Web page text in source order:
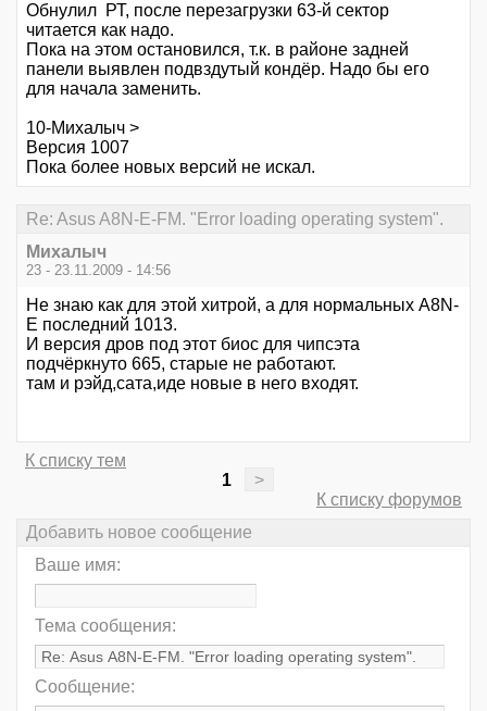
Обнулил РТ, после перезагрузки 63-й сектор
читается как надо.
Пока на этом остановился, т.к. в районе задней
панели выявлен подвздутый кондёр. Надо бы его
для начала заменить.
10-Михалыч >
Версия 1007
Пока более новых версий не искал.
Re: Asus A8N-E-FM. "Error loading operating system".
Михалыч
23 - 23.11.2009 - 14:56
Не знаю как для этой хитрой, а для нормальных A8N-
E последний 1013.
И версия дров под этот биос для чипсэта
подчёркнуто 665, старые не работают.
там и рэйд,сата,иде новые в него входят.
К списку тем
1
>
К списку форумов
Добавить новое сообщение
Ваше имя:
Тема сообщения:
Сообщение: